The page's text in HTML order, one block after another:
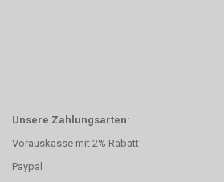
Unsere Zahlungsarten:
Vorauskasse mit 2% Rabatt
Paypal